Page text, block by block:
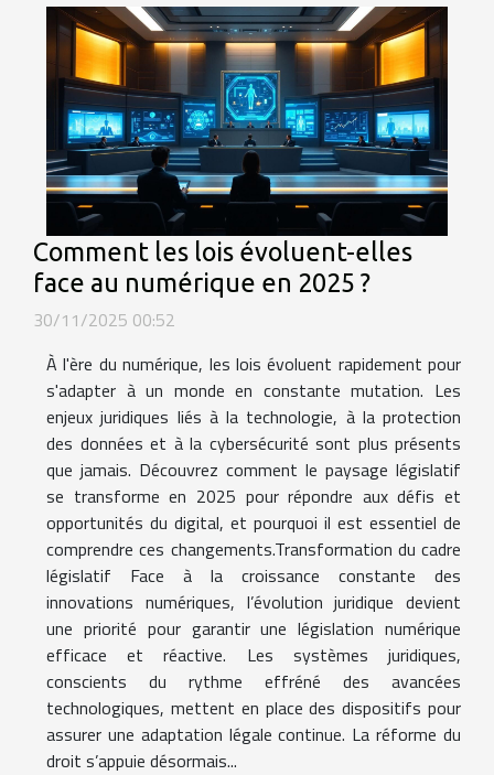
Comment les lois évoluent-elles
face au numérique en 2025 ?
30/11/2025 00:52
À l'ère du numérique, les lois évoluent rapidement pour
s'adapter à un monde en constante mutation. Les
enjeux juridiques liés à la technologie, à la protection
des données et à la cybersécurité sont plus présents
que jamais. Découvrez comment le paysage législatif
se transforme en 2025 pour répondre aux défis et
opportunités du digital, et pourquoi il est essentiel de
comprendre ces changements.Transformation du cadre
législatif Face à la croissance constante des
innovations numériques, l’évolution juridique devient
une priorité pour garantir une législation numérique
efficace et réactive. Les systèmes juridiques,
conscients du rythme effréné des avancées
technologiques, mettent en place des dispositifs pour
assurer une adaptation légale continue. La réforme du
droit s’appuie désormais...